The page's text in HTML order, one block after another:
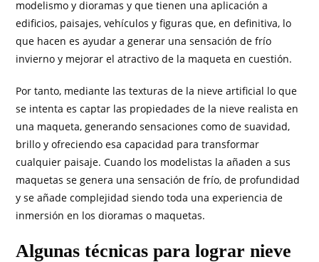
modelismo y dioramas y que tienen una aplicación a
edificios, paisajes, vehículos y figuras que, en definitiva, lo
que hacen es ayudar a generar una sensación de frío
invierno y mejorar el atractivo de la maqueta en cuestión.
Por tanto, mediante las texturas de la nieve artificial lo que
se intenta es captar las propiedades de la nieve realista en
una maqueta, generando sensaciones como de suavidad,
brillo y ofreciendo esa capacidad para transformar
cualquier paisaje. Cuando los modelistas la añaden a sus
maquetas se genera una sensación de frío, de profundidad
y se añade complejidad siendo toda una experiencia de
inmersión en los dioramas o maquetas.
Algunas técnicas para lograr nieve